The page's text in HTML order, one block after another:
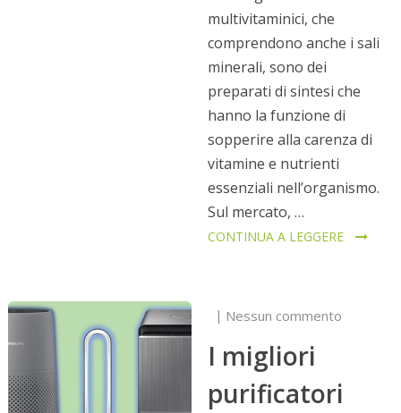
multivitaminici, che
comprendono anche i sali
minerali, sono dei
preparati di sintesi che
hanno la funzione di
sopperire alla carenza di
vitamine e nutrienti
essenziali nell’organismo.
Sul mercato, …
CONTINUA A LEGGERE
Nessun commento
I migliori
purificatori